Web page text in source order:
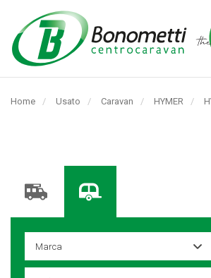
Automarket
Srl
Home Usato Caravan HYMER